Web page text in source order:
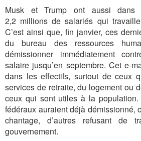
Musk et Trump ont aussi dans
2,2 millions de salariés qui
C’est ainsi que, fin janvier, ces
du bureau des ressources
démissionner immédiatement
salaire jusqu’en septembre. Cet e-
dans les effectifs, surtout de ceux
services de retraite, du logement ou
ceux qui sont utiles à la population.
fédéraux auraient déjà démissionné,
chantage, d’autres refusant de
gouvernement.